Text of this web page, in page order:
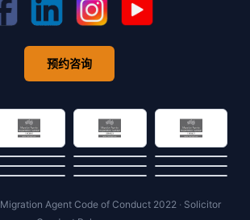
预约咨询
Migration Agent Code of Conduct 2022 · Solicitor